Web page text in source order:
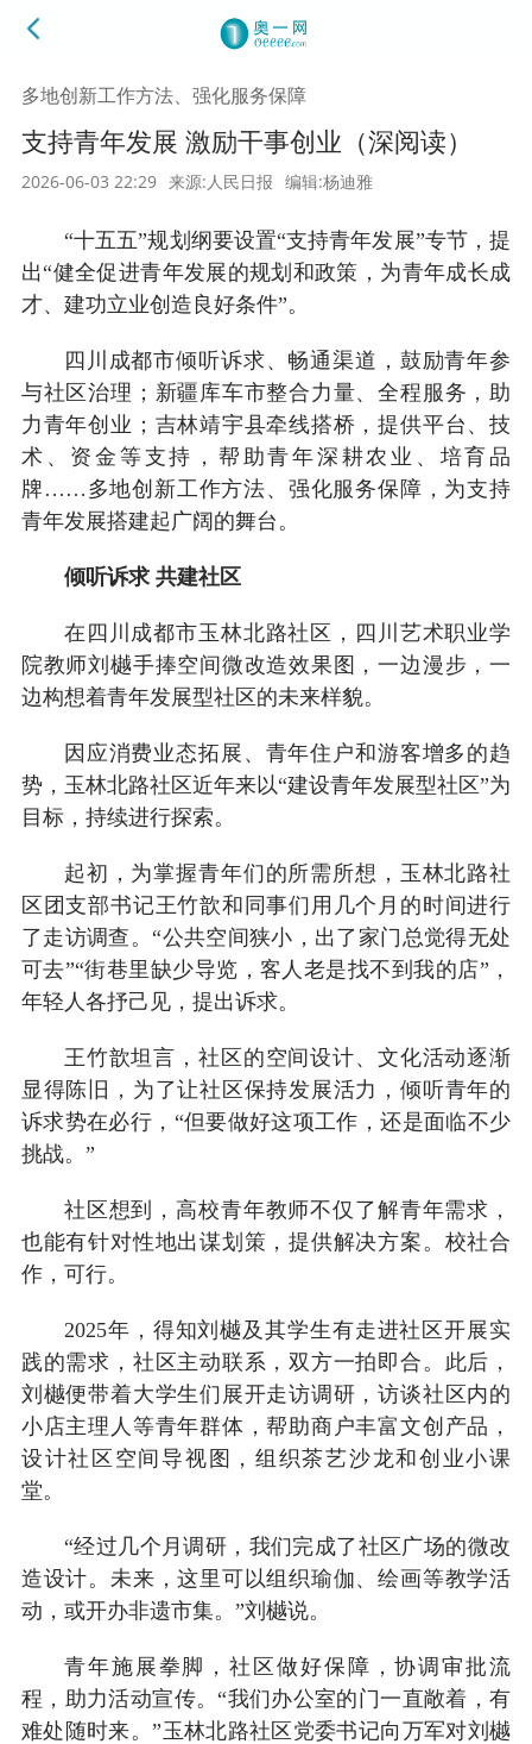
多地创新工作方法、强化服务保障
支持青年发展 激励干事创业（深阅读）
2026-06-03 22:29 来源:人民日报 编辑:杨迪雅
“十五五”规划纲要设置“支持青年发展”专节，提
出“健全促进青年发展的规划和政策，为青年成长成
才、建功立业创造良好条件”。
四川成都市倾听诉求、畅通渠道，鼓励青年参
与社区治理；新疆库车市整合力量、全程服务，助
力青年创业；吉林靖宇县牵线搭桥，提供平台、技
术、资金等支持，帮助青年深耕农业、培育品
牌……多地创新工作方法、强化服务保障，为支持
青年发展搭建起广阔的舞台。
倾听诉求 共建社区
在四川成都市玉林北路社区，四川艺术职业学
院教师刘樾手捧空间微改造效果图，一边漫步，一
边构想着青年发展型社区的未来样貌。
因应消费业态拓展、青年住户和游客增多的趋
势，玉林北路社区近年来以“建设青年发展型社区”为
目标，持续进行探索。
起初，为掌握青年们的所需所想，玉林北路社
区团支部书记王竹歆和同事们用几个月的时间进行
了走访调查。“公共空间狭小，出了家门总觉得无处
可去”“街巷里缺少导览，客人老是找不到我的店”，
年轻人各抒己见，提出诉求。
王竹歆坦言，社区的空间设计、文化活动逐渐
显得陈旧，为了让社区保持发展活力，倾听青年的
诉求势在必行，“但要做好这项工作，还是面临不少
挑战。”
社区想到，高校青年教师不仅了解青年需求，
也能有针对性地出谋划策，提供解决方案。校社合
作，可行。
2025年，得知刘樾及其学生有走进社区开展实
践的需求，社区主动联系，双方一拍即合。此后，
刘樾便带着大学生们展开走访调研，访谈社区内的
小店主理人等青年群体，帮助商户丰富文创产品，
设计社区空间导视图，组织茶艺沙龙和创业小课
堂。
“经过几个月调研，我们完成了社区广场的微改
造设计。未来，这里可以组织瑜伽、绘画等教学活
动，或开办非遗市集。”刘樾说。
青年施展拳脚，社区做好保障，协调审批流
程，助力活动宣传。“我们办公室的门一直敞着，有
难处随时来。”玉林北路社区党委书记向万军对刘樾